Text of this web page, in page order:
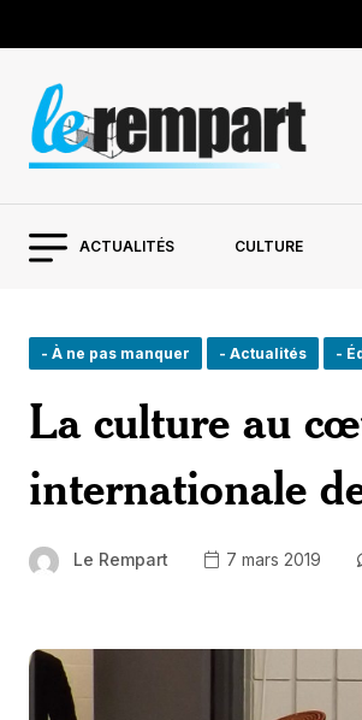
ACTUALITÉS CULTURE
- À ne pas manquer - Actualités -
La culture au
internationale
Le Rempart 7 mars 2019